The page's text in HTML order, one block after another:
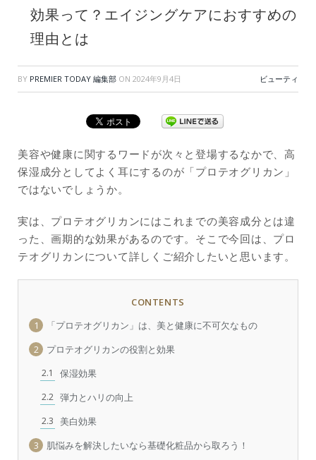
効果って？エイジングケアにおすすめの
理由とは
BY PREMIER TODAY 編集部 ON 2024年9月4日 ビューティ
美容や健康に関するワードが次々と登場するなかで、高
保湿成分としてよく耳にするのが「プロテオグリカン」
ではないでしょうか。
実は、プロテオグリカンにはこれまでの美容成分とは違
った、画期的な効果があるのです。そこで今回は、プロ
テオグリカンについて詳しくご紹介したいと思います。
CONTENTS
1
「プロテオグリカン」は、美と健康に不可欠なもの
2
プロテオグリカンの役割と効果
2.1 保湿効果
2.2 弾力とハリの向上
2.3
美白効果
3
肌悩みを解決したいなら基礎化粧品から取ろう！